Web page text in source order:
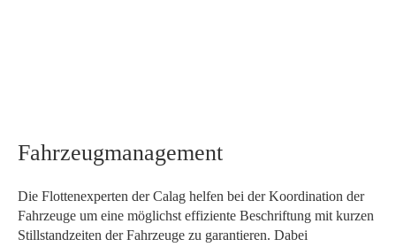
Fahrzeugmanagement
Die Flottenexperten der Calag helfen bei der Koordination der
Fahrzeuge um eine möglichst effiziente Beschriftung mit kurzen
Stillstandzeiten der Fahrzeuge zu garantieren. Dabei